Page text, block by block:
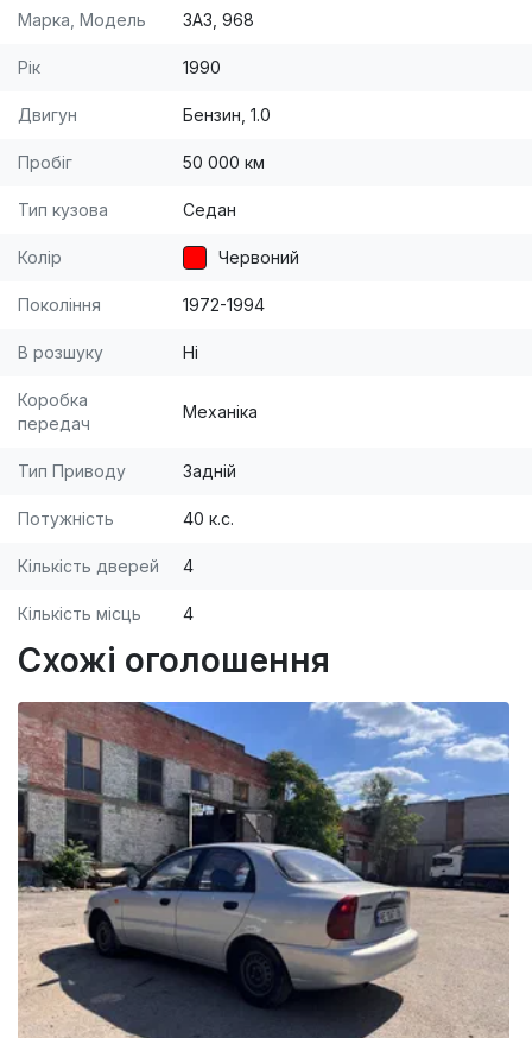
Марка, Модель ЗАЗ, 968
Рік 1990
Двигун Бензин, 1.0
Пробіг 50 000 км
Тип кузова Седан
Колір Червоний
Покоління 1972-1994
В розшуку Ні
Коробка
передач
Механіка
Тип Приводу Задній
Потужність 40 к.с.
Кількість дверей 4
Кількість місць 4
Схожі оголошення